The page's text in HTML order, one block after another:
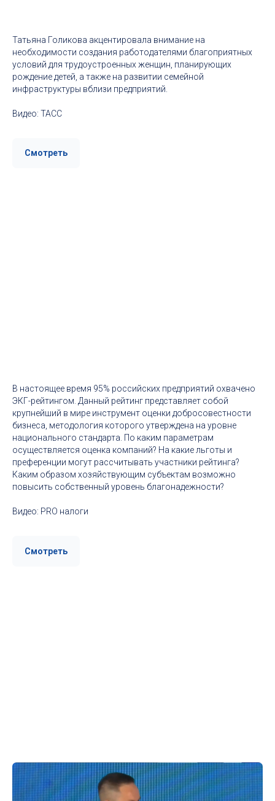
Татьяна Голикова акцентировала внимание на
необходимости создания работодателями благоприятных
условий для трудоустроенных женщин, планирующих
рождение детей, а также на развитии семейной
инфраструктуры вблизи предприятий.
Видео: ТАСС
Смотреть
В настоящее время 95% российских предприятий охвачено
ЭКГ-рейтингом. Данный рейтинг представляет собой
крупнейший в мире инструмент оценки добросовестности
бизнеса, методология которого утверждена на уровне
национального стандарта. По каким параметрам
осуществляется оценка компаний? На какие льготы и
преференции могут рассчитывать участники рейтинга?
Каким образом хозяйствующим субъектам возможно
повысить собственный уровень благонадежности?
Видео: PRO налоги
Смотреть